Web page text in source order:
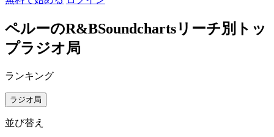
ペルーのR&BSoundchartsリーチ別トッ
プラジオ局
ランキング
ラジオ局
並び替え